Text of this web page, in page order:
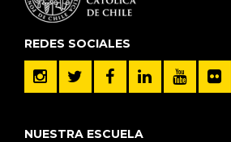
REDES SOCIALES
NUESTRA ESCUELA